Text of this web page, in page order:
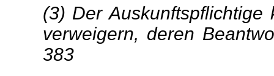
(3) Der
verweigern, deren
383